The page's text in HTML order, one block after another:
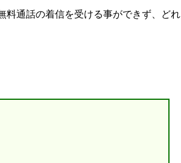
料通話の着信を受ける事ができず、どれ